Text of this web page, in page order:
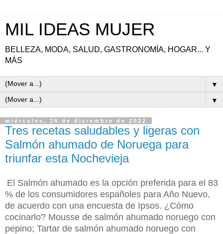
MIL IDEAS MUJER
BELLEZA, MODA, SALUD, GASTRONOMÍA, HOGAR... Y
MÁS
▼
▼
miércoles, 28 de diciembre de 2022
Tres recetas saludables y ligeras con
Salmón ahumado de Noruega para
triunfar esta Nochevieja
El Salmón ahumado es la opción preferida para el 83
% de los consumidores españoles para Año Nuevo,
de acuerdo con una encuesta de Ipsos. ¿Cómo
cocinarlo? Mousse de salmón ahumado noruego con
pepino; Tartar de salmón ahumado noruego con